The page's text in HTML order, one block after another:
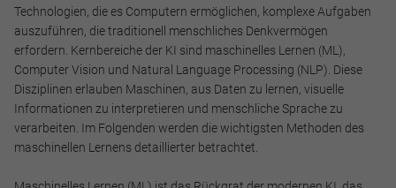
Technologien, die es Computern ermöglichen, komplexe Aufgaben
auszuführen, die traditionell menschliches Denkvermögen
erfordern. Kernbereiche der KI sind maschinelles Lernen (ML),
Computer Vision und Natural Language Processing (NLP). Diese
Disziplinen erlauben Maschinen, aus Daten zu lernen, visuelle
Informationen zu interpretieren und menschliche Sprache zu
verarbeiten. Im Folgenden werden die wichtigsten Methoden des
maschinellen Lernens detaillierter betrachtet.